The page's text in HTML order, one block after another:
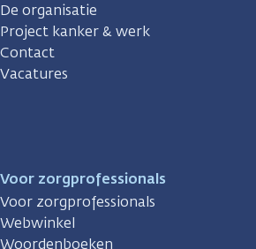
De organisatie
Project kanker & werk
Contact
Vacatures
Voor zorgprofessionals
Voor zorgprofessionals
Webwinkel
Woordenboeken